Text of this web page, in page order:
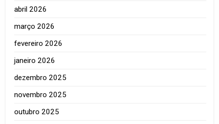
abril 2026
março 2026
fevereiro 2026
janeiro 2026
dezembro 2025
novembro 2025
outubro 2025